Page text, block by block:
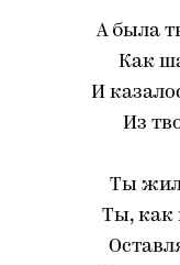
А была
Как
И
Из
Ты
Ты, как